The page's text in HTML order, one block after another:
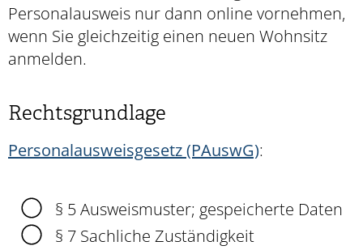
Personalausweis nur dann online vornehmen,
wenn Sie gleichzeitig einen neuen Wohnsitz
anmelden.
Rechtsgrundlage
Personalausweisgesetz (PAuswG):
§ 5 Ausweismuster; gespeicherte Daten
§ 7 Sachliche Zuständigkeit